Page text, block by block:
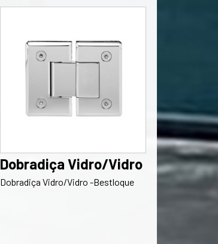
Dobradiça Vidro/Vidro
Dobradiça Vidro/Vidro -Bestloque